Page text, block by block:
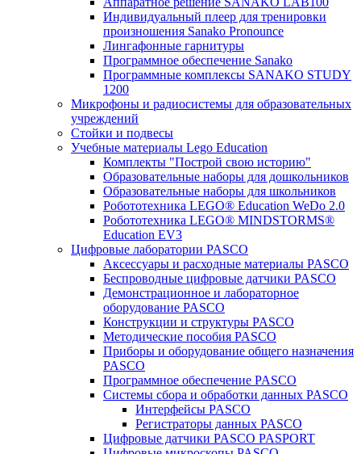
Индивидуальный плеер для тренировки
произношения Sanako Pronounce
Лингафонные гарнитуры
Программное обеспечение Sanako
Программные комплексы SANAKO STUDY
1200
Микрофоны и радиосистемы для образовательных
учреждений
Стойки и подвесы
Учебные материалы Lego Education
Комплекты "Построй свою историю"
Образовательные наборы для дошкольников
Образовательные наборы для школьников
Робототехника LEGO® Education WeDo 2.0
Робототехника LEGO® MINDSTORMS®
Education EV3
Цифровые лаборатории PASCO
Аксессуары и расходные материалы PASCO
Беспроводные цифровые датчики PASCO
Демонстрационное и лабораторное
оборудование PASCO
Конструкции и структуры PASCO
Методические пособия PASCO
Приборы и оборудование общего назначения
PASCO
Программное обеспечение PASCO
Системы сбора и обработки данных PASCO
Интерфейсы PASCO
Регистраторы данных PASCO
Цифровые датчики PASCO PASPORT